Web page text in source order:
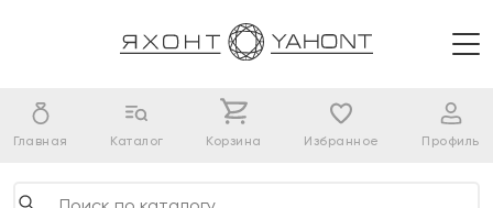
Главная Каталог Корзина Избранное Профиль